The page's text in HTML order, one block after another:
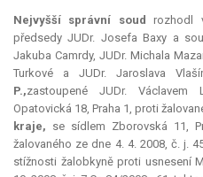
Nejvyšší správní soud
rozhodl
předsedy JUDr. Josefa Baxy a
Jakuba Camrdy, JUDr. Michala
Turkové a JUDr. Jaroslava
P.,zastoupené JUDr.
Opatovická 18, Praha 1, proti
kraje, se sídlem Zborovská 11,
žalovaného ze dne 4. 4. 2008, č. j.
stížnosti žalobkyně proti usnesení